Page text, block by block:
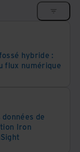
hybride :
flux numérique
de
Iron